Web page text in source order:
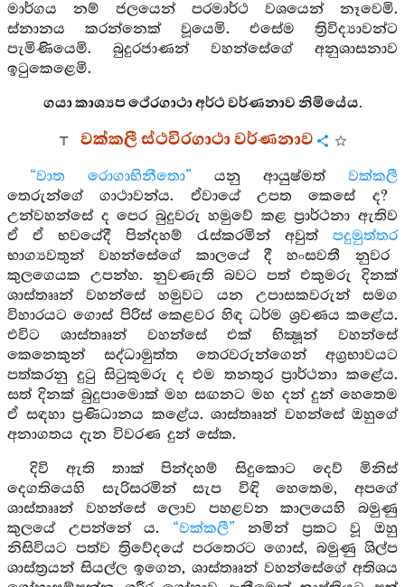
මාර්ගය නම් ජලයෙන් පරමාර්ථ වශයෙන් නෑවෙමි.
ස්නානය කරන්නෙක් වූයෙමි. එසේම ත්‍රිවිද්‍යාවන්ට
පැමිණියෙමි. බුදුරජාණන් වහන්සේගේ අනුශාසනාව
ඉටුකෙළෙමි.
ගයා කාශ්‍යප ථේරගාථා අර්ථ වර්ණනාව නිමියේය.
වක්කලී ස්ථවිරගාථා වර්ණනාව
“වාත රොගාභිනීතො” යනු ආයුෂ්මත් වක්කලී
තෙරුන්ගේ ගාථාවන්ය. ඒවායේ උපත කෙසේ ද?
උන්වහන්සේ ද පෙර බුදුවරු හමුවේ කළ ප්‍රාර්ථනා ඇතිව
ඒ ඒ භවයේදී පින්දහම් රැස්කරමින් අවුත් පදුමුත්තර
භාග්‍යවතුන් වහන්සේගේ කාලයේ දී හංසවතී නුවර
කුලගෙයක උපන්හ. නුවණැති බවට පත් එකුමරු දිනක්
ශාස්තෲන් වහන්සේ හමුවට යන උපාසකවරුන් සමග
විහාරයට ගොස් පිරිස් කෙළවර හිඳ ධර්ම ශ්‍රවණය කළේය.
එවිට ශාස්තෲන් වහන්සේ එක් භික්‍ෂූන් වහන්සේ
කෙනෙකුන් සද්ධාමුත්ත තෙරවරුන්ගෙන් අග්‍රභාවයට
පත්කරනු දුටු සිටුකුමරු ද එම තනතුර ප්‍රාර්ථනා කළේය.
සත් දිනක් බුදුපාමොක් මහ සඟනට මහ දන් දුන් හෙතෙම
ඒ සඳහා ප්‍රණිධානය කළේය. ශාස්තෲන් වහන්සේ ඔහුගේ
අනාගතය දැන විවරණ දුන් සේක.
දිවි ඇති තාක් පින්දහම් සිදුකොට දෙව් මිනිස්
දෙගතියෙහි සැරිසරමින් සැප විඳි හෙතෙම, අපගේ
ශාස්තෲන් වහන්සේ ලොව පහළවන කාලයෙහි බමුණු
කුලයේ උපන්නේ ය. “වක්කලී” නමින් ප්‍රකට වූ ඔහු
නිසිවියට පත්ව ත්‍රිවේදයේ පරතෙරට ගොස්, බමුණු ශිල්ප
ශාස්ත්‍රයන් සියල්ල ඉගෙන, ශාස්තෲන් වහන්සේගේ අතිශය